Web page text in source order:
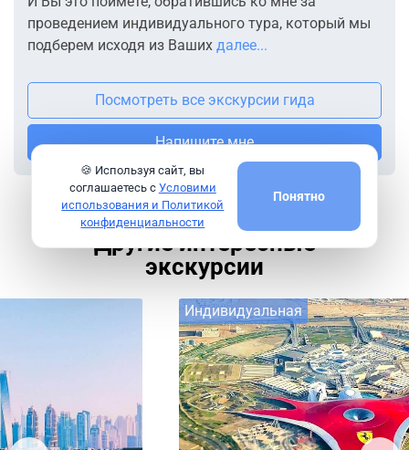
проведением индивидуального тура, который мы
подберем исходя из Ваших далее...
Посмотреть все экскурсии гида
Напишите мне
Другие интересные
экскурсии
🍪 Используя сайт, вы
соглашаетесь с Условими
использования и Политикой
конфиденциальности
Понятно